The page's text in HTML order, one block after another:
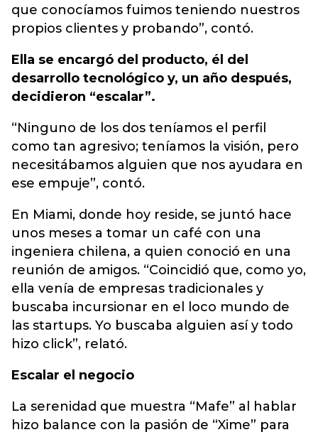
que conocíamos fuimos teniendo nuestros
propios clientes y probando”, contó.
Ella se encargó del producto, él del
desarrollo tecnológico y, un año después,
decidieron “escalar”.
“Ninguno de los dos teníamos el perfil
como tan agresivo; teníamos la visión, pero
necesitábamos alguien que nos ayudara en
ese empuje”, contó.
En Miami, donde hoy reside, se juntó hace
unos meses a tomar un café con una
ingeniera chilena, a quien conoció en una
reunión de amigos. “Coincidió que, como yo,
ella venía de empresas tradicionales y
buscaba incursionar en el loco mundo de
las startups. Yo buscaba alguien así y todo
hizo click”, relató.
Escalar el negocio
La serenidad que muestra “Mafe” al hablar
hizo balance con la pasión de “Xime” para